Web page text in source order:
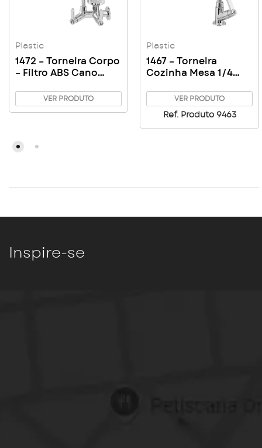
Plastic
1472 – Torneira Corpo
– Filtro ABS Cano
funções C63
VER PRODUTO
Plastic
1467 – Torneira
Cozinha Mesa 1/4
GourmetVER PRODUTO
Ref. Produto 9463
Inspire-se